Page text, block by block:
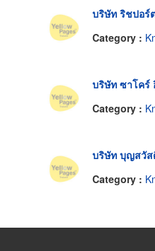
บริษัท ริชปอร์
Category :
บริษัท ซาโคร์
Category :
บริษัท บุญสวั
Category :